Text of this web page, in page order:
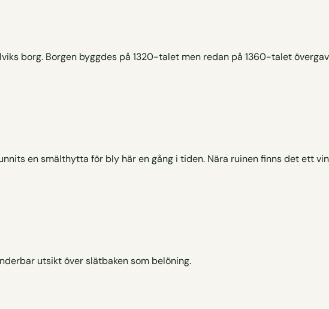
borg. Borgen byggdes på 1320-talet men redan på 1360-talet
en smälthytta för bly här en gång i tiden. Nära ruinen finns det ett
utsikt över slätbaken som belöning.